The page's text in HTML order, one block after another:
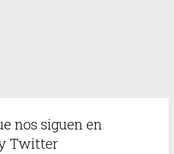
nos siguen en
Twitter